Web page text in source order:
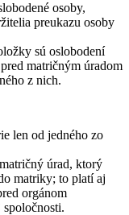
osoby,
preukazu osoby
sú oslobodení
matričným úradom
z nich.
len od jedného zo
úrad, ktorý
matriky; to platí aj
orgánom